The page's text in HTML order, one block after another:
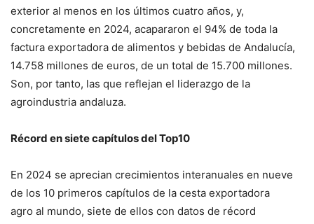
exterior al menos en los últimos cuatro años, y,
concretamente en 2024, acapararon el 94% de toda la
factura exportadora de alimentos y bebidas de Andalucía,
14.758 millones de euros, de un total de 15.700 millones.
Son, por tanto, las que reflejan el liderazgo de la
agroindustria andaluza.
Récord en siete capítulos del Top10
En 2024 se aprecian crecimientos interanuales en nueve
de los 10 primeros capítulos de la cesta exportadora
agro al mundo, siete de ellos con datos de récord